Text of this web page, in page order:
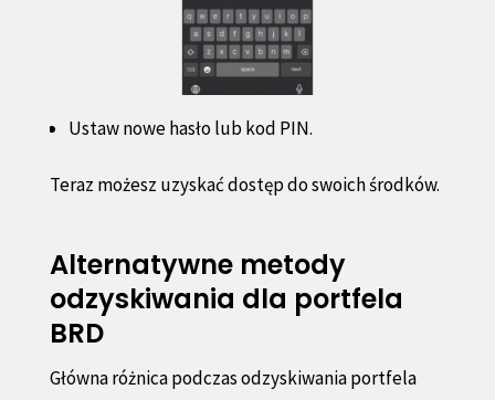
Ustaw nowe hasło lub kod PIN.
Teraz możesz uzyskać dostęp do swoich środków.
Alternatywne metody
odzyskiwania dla portfela
BRD
Główna różnica podczas odzyskiwania portfela